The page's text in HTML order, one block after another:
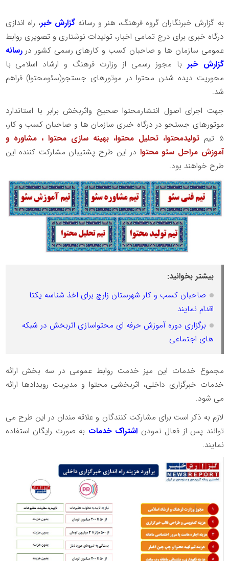
به گزارش خبرنگاران گروه فرهنگ، هنر و رسانهگزارش خبر، راه اندازی
درگاه خبری برای درج تمامی اخبار، تولیدات نوشتاری و تصویری روابط
عمومی سازمان ها و صاحبان کسب و کارهای رسمی کشور دررسانه
گزارش خبربا مجوز رسمی از وزارت فرهنگ و ارشاد اسلامی با
محوریت دیده شدن محتوا در موتورهای جستجو(سئومحتوا) فراهم
شد.
جهت اجرای اصول انتشارمحتوا صحیح واثربخش برابر با استاندارد
موتورهای جستجو در درگاه خبری سازمان ها و صاحبان کسب و کار،
5 تیم
تولیدمحتوا، تحلیل محتوا، بهینه سازی محتوا ، مشاوره و
آموزش مراحل سئو محتوا در این طرح پشتیبان مشارکت کننده این
طرح خواهند بود.
بیشتر بخوانید:
صاحبان کسب و کار شهرستان زارچ برای اخذ شناسه یکتا
اقدام نمایند
برگزاری دوره آموزش حرفه ای محتواسازی اثربخش در شبکه
های اجتماعی
مجموع خدمات این میز خدمت روابط عمومی در سه بخش ارائه
خدمات خبرگزاری داخلی، اثربخشی محتوا و مدیریت رویدادها ارائه
می شود.
لازم به ذکر است برای مشارکت کنندگان و علاقه مندان در این طرح می
توانند پس از فعال نمودن اشتراک خدمات به صورت رایگان استفاده
نمایند.